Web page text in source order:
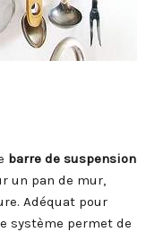
barre de suspension
un pan de mur,
Adéquat pour
système permet de